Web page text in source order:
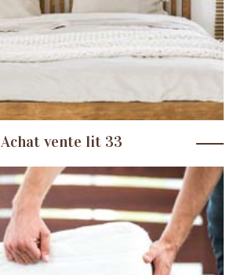
Achat vente lit 33